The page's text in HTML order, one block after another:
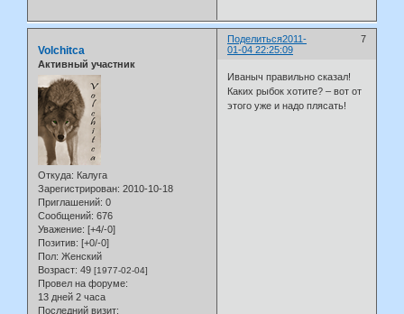
Поделиться 7
2011-
01-04 22:25:09
Volchitca
Активный участник
Откуда: Калуга
Зарегистрирован: 2010-10-18
Приглашений: 0
Сообщений: 676
Уважение: [+4/-0]
Позитив: [+0/-0]
Пол: Женский
Возраст: 49 [1977-02-04]
Провел на форуме:
13 дней 2 часа
Последний визит:
Иваныч правильно сказал!
Каких рыбок хотите? – вот от
этого уже и надо плясать!